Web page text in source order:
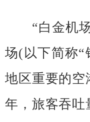
“白金机场
场(以下简称“
地区重要的空
年，旅客吞吐